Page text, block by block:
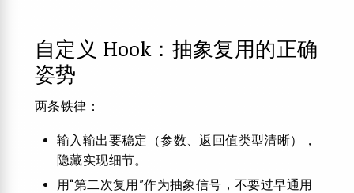
自定义 Hook：抽象复用的正确
姿势
两条铁律：
输入输出要稳定（参数、返回值类型清晰），
隐藏实现细节。
用“第二次复用”作为抽象信号，不要过早通用